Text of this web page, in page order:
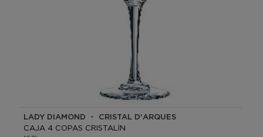
LADY DIAMOND - CRISTAL D'ARQUES
CAJA 4 COPAS CRISTALÍN